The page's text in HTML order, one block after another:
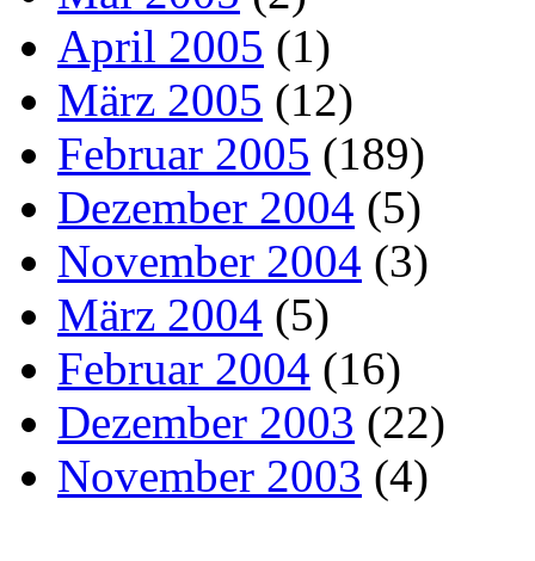
April 2005 (1)
März 2005 (12)
Februar 2005 (189)
Dezember 2004 (5)
November 2004 (3)
März 2004 (5)
Februar 2004 (16)
Dezember 2003 (22)
November 2003 (4)